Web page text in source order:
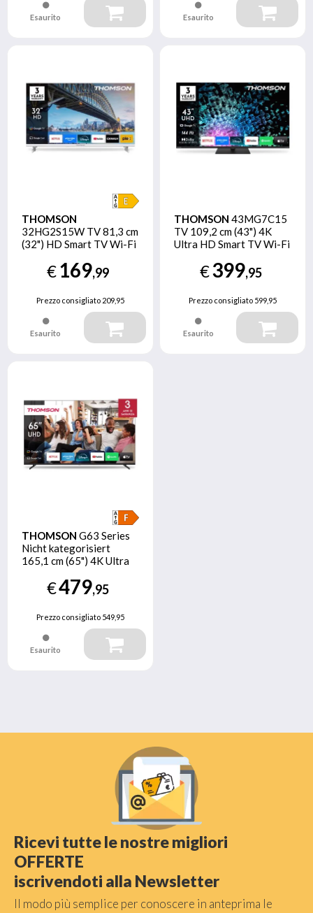
Esaurito Esaurito
THOMSON
32HG2S15W TV 81,3 cm
(32") HD Smart TV Wi-Fi
€169,99
Prezzo consigliato209,95
Esaurito
THOMSON 43MG7C15
TV 109,2 cm (43") 4K
Ultra HD Smart TV Wi-Fi
€399,95
Prezzo consigliato 599,95
Esaurito
THOMSON G63 Series
Nicht kategorisiert
165,1 cm (65") 4K Ultra
€479,95
Prezzo consigliato549,95
Esaurito
Ricevi tutte le nostre migliori
OFFERTE
iscrivendoti alla Newsletter
Il modo più semplice per conoscere in anteprima le